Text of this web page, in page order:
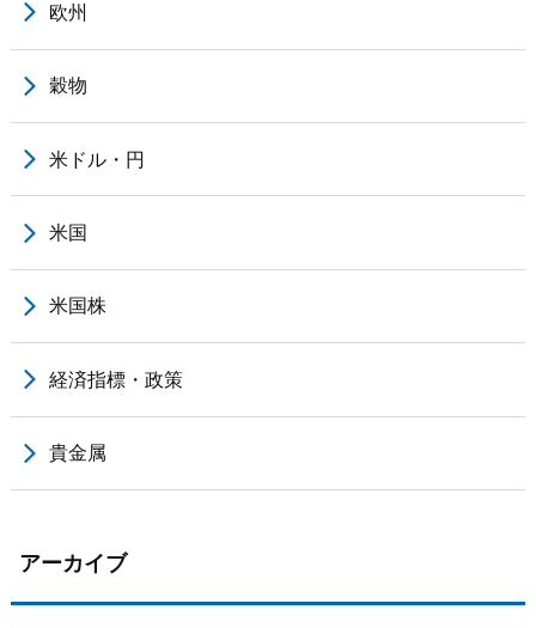
欧州
穀物
米ドル・円
米国
米国株
経済指標・政策
貴金属
アーカイブ